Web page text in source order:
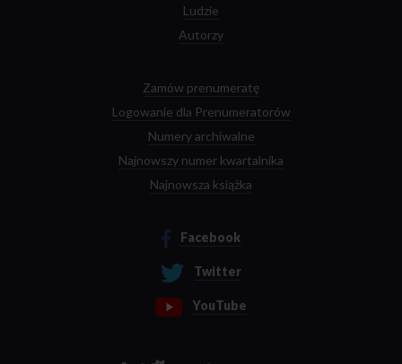
Ludzie
Autorzy
Zamów prenumeratę
Logowanie dla Prenumeratorów
Numery archiwalne
Najnowszy numer kwartalnika
Najnowsza książka
Facebook
Twitter
YouTube